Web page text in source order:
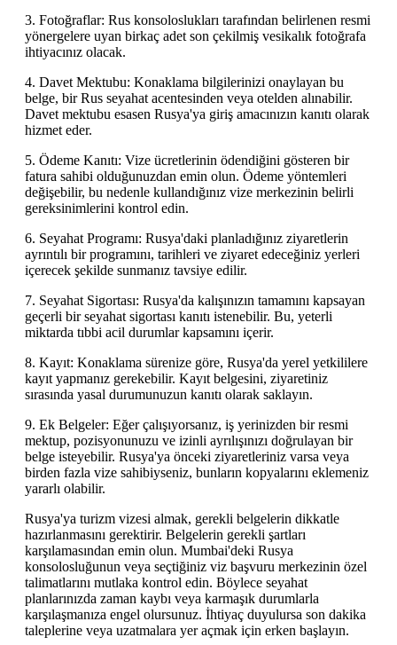
3. Fotoğraflar: Rus konsoloslukları tarafından belirlenen resmi
yönergelere uyan birkaç adet son çekilmiş vesikalık fotoğrafa
ihtiyacınız olacak.
4. Davet Mektubu: Konaklama bilgilerinizi onaylayan bu
belge, bir Rus seyahat acentesinden veya otelden alınabilir.
Davet mektubu esasen Rusya'ya giriş amacınızın kanıtı olarak
hizmet eder.
5. Ödeme Kanıtı: Vize ücretlerinin ödendiğini gösteren bir
fatura sahibi olduğunuzdan emin olun. Ödeme yöntemleri
değişebilir, bu nedenle kullandığınız vize merkezinin belirli
gereksinimlerini kontrol edin.
6. Seyahat Programı: Rusya'daki planladığınız ziyaretlerin
ayrıntılı bir programını, tarihleri ve ziyaret edeceğiniz yerleri
içerecek şekilde sunmanız tavsiye edilir.
7. Seyahat Sigortası: Rusya'da kalışınızın tamamını kapsayan
geçerli bir seyahat sigortası kanıtı istenebilir. Bu, yeterli
miktarda tıbbi acil durumlar kapsamını içerir.
8. Kayıt: Konaklama sürenize göre, Rusya'da yerel yetkililere
kayıt yapmanız gerekebilir. Kayıt belgesini, ziyaretiniz
sırasında yasal durumunuzun kanıtı olarak saklayın.
9. Ek Belgeler: Eğer çalışıyorsanız, iş yerinizden bir resmi
mektup, pozisyonunuzu ve izinli ayrılışınızı doğrulayan bir
belge isteyebilir. Rusya'ya önceki ziyaretleriniz varsa veya
birden fazla vize sahibiyseniz, bunların kopyalarını eklemeniz
yararlı olabilir.
Rusya'ya turizm vizesi almak, gerekli belgelerin dikkatle
hazırlanmasını gerektirir. Belgelerin gerekli şartları
karşılamasından emin olun. Mumbai'deki Rusya
konsolosluğunun veya seçtiğiniz viz başvuru merkezinin özel
talimatlarını mutlaka kontrol edin. Böylece seyahat
planlarınızda zaman kaybı veya karmaşık durumlarla
karşılaşmanıza engel olursunuz. İhtiyaç duyulursa son dakika
taleplerine veya uzatmalara yer açmak için erken başlayın.